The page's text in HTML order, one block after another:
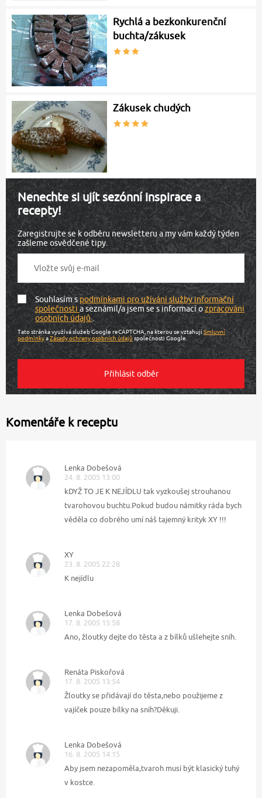
Rychlá a bezkonkurenční
buchta/zákusek
Zákusek chudých
Nenechte si ujít sezónní inspirace a
recepty!
Zaregistrujte se k odběru newsletteru a my vám každý týden
zašleme osvědčené tipy.
Souhlasím spodmínkami pro užívání služby informační
společnostia seznámil/a jsem se s informací ozpracování
osobních údajů.
Tato stránka využívá služeb Google reCAPTCHA, na kterou se vztahujíSmluvní
podmínkyaZásady ochrany osobních údajů společnosti Google.
Komentáře k receptu
Lenka Dobešová
24. 8. 2005 13:00
kDYŽ TO JE K NEJÍDLU tak vyzkoušej strouhanou
tvarohovou buchtu.Pokud budou námitky ráda bych
věděla co dobrého umí náš tajemný krityk XY !!!
XY
23. 8. 2005 22:28
K nejídlu
Lenka Dobešová
17. 8. 2005 15:58
Ano, žloutky dejte do těsta a z bílků ušlehejte sníh.
Renáta Piskořová
17. 8. 2005 13:54
Žloutky se přidávají do těsta,nebo použijeme z
vajíček pouze bílky na sníh?Děkuji.
Lenka Dobešová
16. 8. 2005 14:15
Aby jsem nezapoměla,tvaroh musí být klasický tuhý
v kostce.